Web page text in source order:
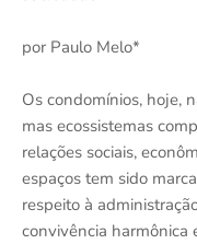
por Paulo Melo*
Os condomínios, hoje,
mas ecossistemas
relações sociais,
espaços tem sido
respeito à
convivência harmônica